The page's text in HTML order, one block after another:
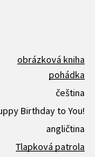
obrázková kniha
pohádka
čeština
Birthday to You!
angličtina
Tlapková patrola